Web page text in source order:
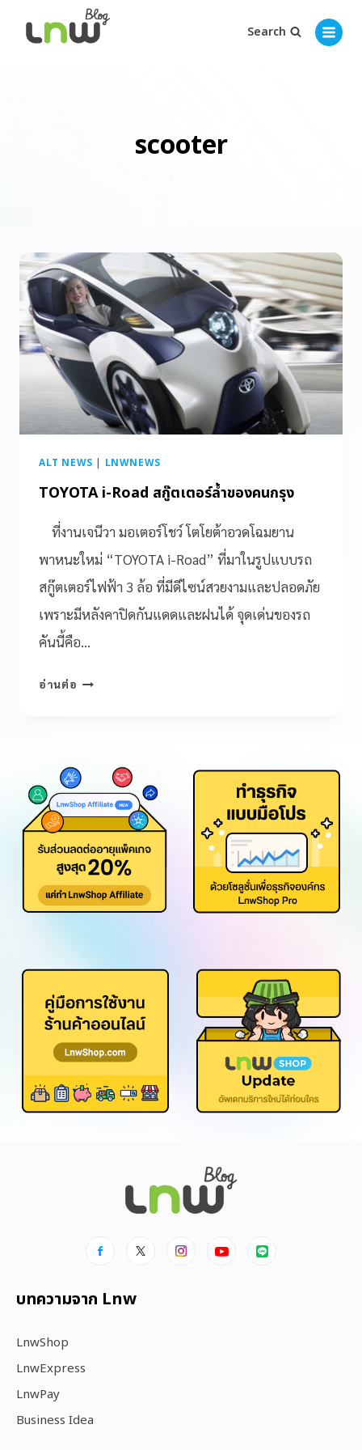
Search
scooter
ALT NEWS | LNWNEWS
TOYOTA i-Road สกู๊ตเตอร์ล้ำของคนกรุง
ที่งานเจนีวา มอเตอร์โชว์ โตโยต้าอวดโฉมยาน
พาหนะใหม่ “TOYOTA i-Road” ที่มาในรูปแบบรถ
สกู๊ตเตอร์ไฟฟ้า 3 ล้อ ที่มีดีไซน์สวยงามและปลอดภัย
เพราะมีหลังคาปิดกันแดดและฝนได้ จุดเด่นของรถ
คันนี้คือ…
อ่านต่อ
บทความจาก Lnw
LnwShop
LnwExpress
LnwPay
Business Idea